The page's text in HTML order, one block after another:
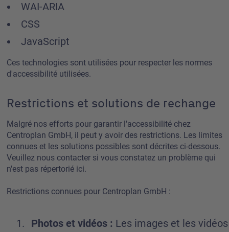
WAI-ARIA
CSS
JavaScript
Ces technologies sont utilisées pour respecter les normes
d'accessibilité utilisées.
Restrictions et solutions de rechange
Malgré nos efforts pour garantir l'accessibilité chez
Centroplan GmbH, il peut y avoir des restrictions. Les limites
connues et les solutions possibles sont décrites ci-dessous.
Veuillez nous contacter si vous constatez un problème qui
n'est pas répertorié ici.
Restrictions connues pour Centroplan GmbH :
Photos et vidéos : Les images et les vidéos